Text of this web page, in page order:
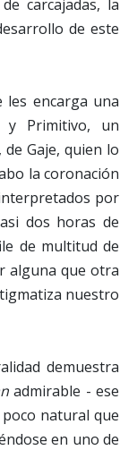
carcajadas, la
de este
encarga una
y Primitivo, un
Gaje, quien lo
la coronación
por
dos horas de
de multitud de
alguna que otra
nuestro
demuestra
admirable - ese
natural que
en uno de